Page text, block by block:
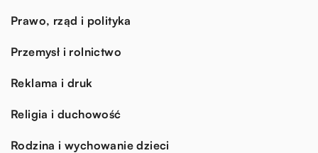
Prawo, rząd i polityka
Przemysł i rolnictwo
Reklama i druk
Religia i duchowość
Rodzina i wychowanie dzieci